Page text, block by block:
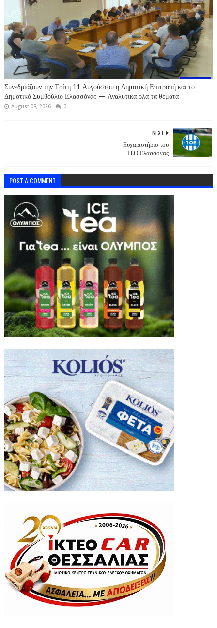
Συνεδριάζουν την Τρίτη 11 Αυγούστου η Δημοτική Επιτροπή και το
Δημοτικό Συμβούλιο Ελασσόνας — Αναλυτικά όλα τα θέματα
August 08, 2026 0
NEXT
Ευχαριστήριο του
Π.Ο.Ελασσονας
POST A COMMENT